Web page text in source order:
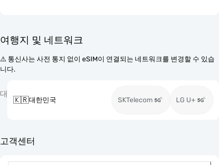
여행지 및 네트워크
⚠️ 통신사는 사전 통지 없이 eSIM이 연결되는 네트워크를 변경할 수 있습
니다.
대
🇰🇷대한민국 SKTelecom LG U+
고객센터